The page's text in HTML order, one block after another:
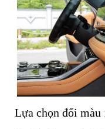
Lựa chọn đổi